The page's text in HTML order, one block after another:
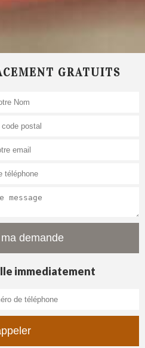
GRATUITS
immediatement